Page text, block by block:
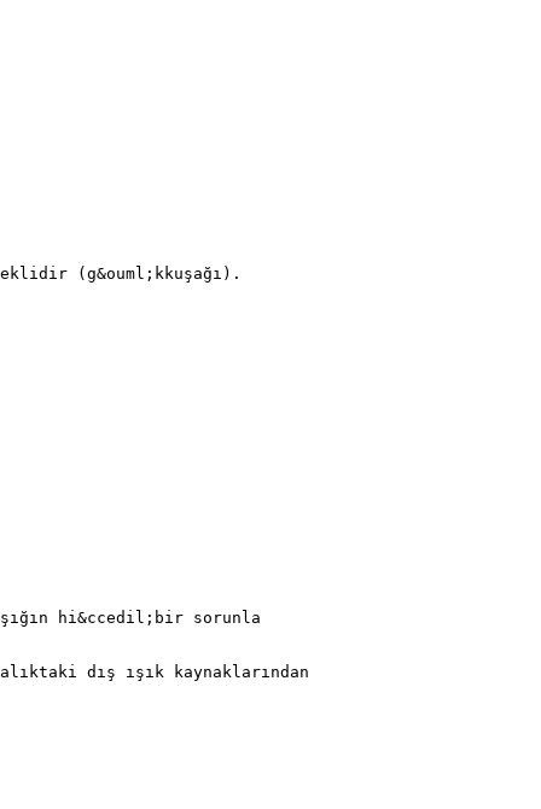
(g&ouml;kkuşağı).
hi&ccedil;bir sorunla
dış ışık kaynaklarından